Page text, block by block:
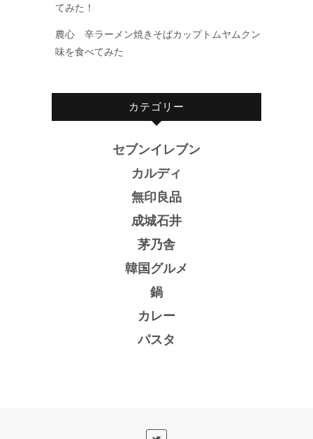
てみた！
農心 辛ラーメン焼きそばカップトムヤムクン
味を食べてみた
カテゴリー
セブンイレブン
カルディ
無印良品
成城石井
茅乃舎
韓国グルメ
鍋
カレー
パスタ